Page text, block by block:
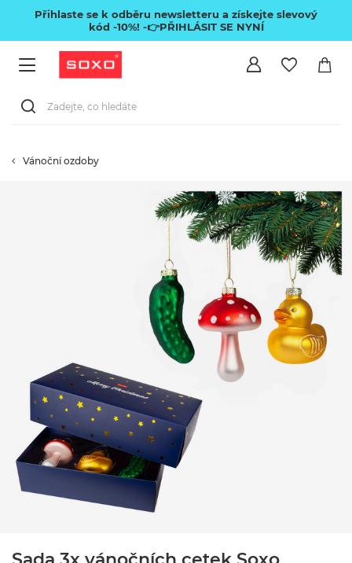
Přihlaste se k odběru newsletteru a získejte slevový
kód -10%! -👉PŘIHLÁSIT SE NYNÍ
Vánoční ozdoby